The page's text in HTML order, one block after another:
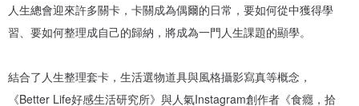
人生總會迎來許多關卡，卡關成為偶爾的日常，要如何從中獲得學
習、要如何整理成自己的歸納，將成為一門人生課題的顯學。
結合了人生整理套卡，生活選物道具與風格攝影寫真等概念，
《Better Life好感生活研究所》與人氣Instagram創作者《食癮，拾